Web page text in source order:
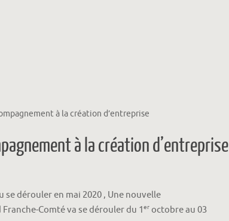
à la création d’entreprise
à la création d’entreprise
dérouler en mai 2020 , Une nouvelle
Comté va se dérouler du 1eroctobre au 03